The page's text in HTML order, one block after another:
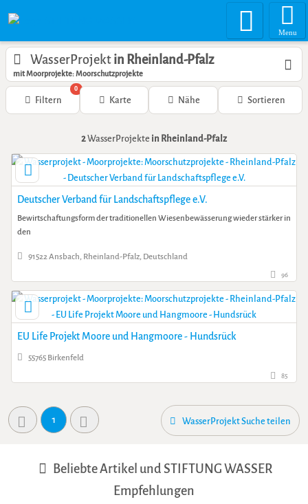
Menu
WasserProjekt in Rheinland-Pfalz
mit Moorprojekte: Moorschutzprojekte
Filtern
0
Karte Nähe Sortieren
2WasserProjekte in Rheinland-Pfalz
Deutscher Verband für Landschaftspflege e.V.
Bewirtschaftungsform der traditionellen Wiesenbewässerung wieder stärker in
den
91522 Ansbach, Rheinland-Pfalz, Deutschland
96
EU Life Projekt Moore und Hangmoore - Hundsrück
55765 Birkenfeld
85
1 WasserProjekt Suche teilen
Beliebte Artikel undSTIFTUNG WASSER
Empfehlungen